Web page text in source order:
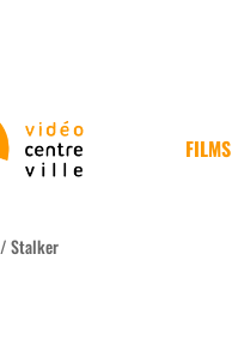
FILMS
/ Stalker